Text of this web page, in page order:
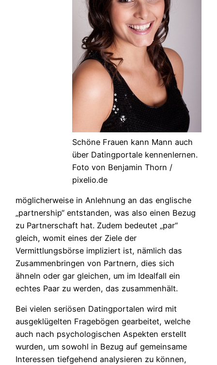
Schöne Frauen kann Mann auch
über Datingportale kennenlernen.
Foto von Benjamin Thorn /
pixelio.de
möglicherweise in Anlehnung an das englische
„partnership“ entstanden, was also einen Bezug
zu Partnerschaft hat. Zudem bedeutet „par“
gleich, womit eines der Ziele der
Vermittlungsbörse impliziert ist, nämlich das
Zusammenbringen von Partnern, dies sich
ähneln oder gar gleichen, um im Idealfall ein
echtes Paar zu werden, das zusammenhält.
Bei vielen seriösen Datingportalen wird mit
ausgeklügelten Fragebögen gearbeitet, welche
auch nach psychologischen Aspekten erstellt
wurden, um sowohl in Bezug auf gemeinsame
Interessen tiefgehend analysieren zu können,